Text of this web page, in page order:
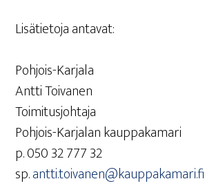
Lisä­tie­to­ja antavat:
Poh­jois-Kar­ja­la
Ant­ti Toivanen
Toimitusjohtaja
Poh­jois-Kar­ja­lan kauppakamari
p. 050 32 777 32
sp.antti.toivanen@kauppakamari.fi